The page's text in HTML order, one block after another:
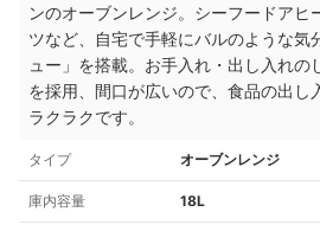
ンのオーブンレンジ。シーフードアヒ
ツなど、自宅で手軽にバルのような気
ュー」を搭載。 お手入れ・出し入れの
を採用、間口が広いので、食品の出し
ラクラクです。
タイプ オーブンレンジ
庫内容量 18L